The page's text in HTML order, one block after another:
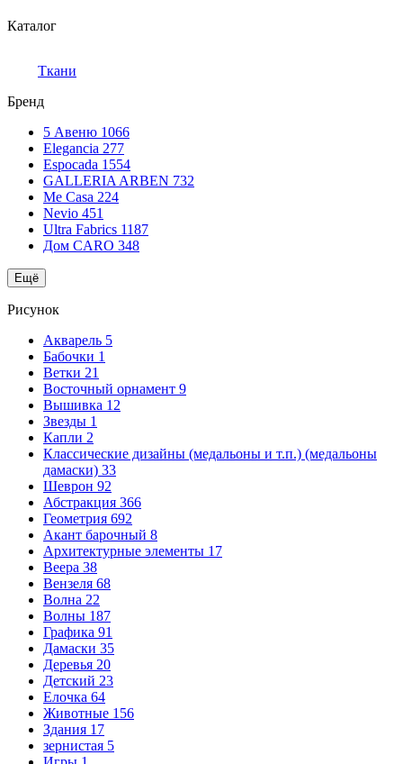
Каталог
Ткани
Бренд
5 Авеню 1066
Elegancia 277
Espocada 1554
GALLERIA ARBEN 732
Me Casa 224
Nevio 451
Ultra Fabrics 1187
Дом CARO 348
Ещё
Рисунок
Акварель 5
Бабочки 1
Ветки 21
Восточный орнамент 9
Вышивка 12
Звезды 1
Капли 2
Классические дизайны (медальоны и т.п.) (медальоны
дамаски) 33
Шеврон 92
Абстракция 366
Геометрия 692
Акант барочный 8
Архитектурные элементы 17
Веера 38
Вензеля 68
Волна 22
Волны 187
Графика 91
Дамаски 35
Деревья 20
Детский 23
Елочка 64
Животные 156
Здания 17
зернистая 5